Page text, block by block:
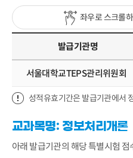
좌우로 스크롤
발급기관명
서울대학교TEPS관리위원회
성적유효기간은 발급기관에서
교과목명: 정보처리개론
아래 발급기관의 해당 특별시험